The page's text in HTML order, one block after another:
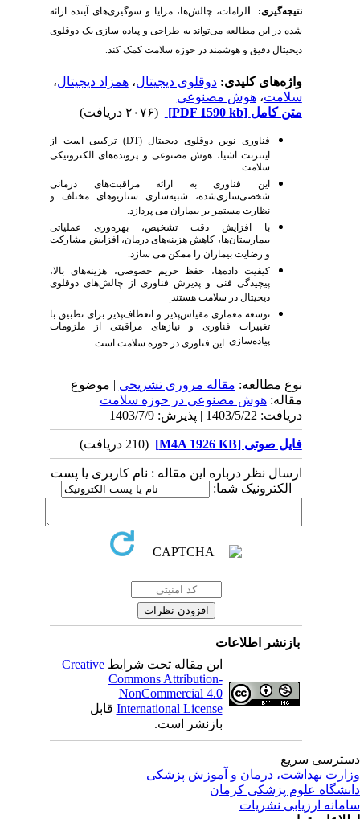
نتیجه‌گیری: ا
لزامات، چالش‌ها، مزایا و سوگیری‌های آینده ارائه
شده در این مطالعه می‌تواند به طراحی و پیاده سازی یک دوقلوی
دیجیتال دقیق و هوشمند در حوزه سلامت کمک کند.
واژه‌های کلیدی:دوقلوی دیجیتال،همزاد دیجیتال،
سلامت،هوش مصنوعی
متن کامل[PDF 1590 kb]
فناوری نوین دوقلوی دیجیتال(DT)
ترکیبی است از
اینترنت اشیا، هوش مصنوعی و پرونده‌های الکترونیکی
سلامت.
این فناوری به ارائه مراقبت‌های درمانی
شخصی‌سازی‌شده، شبیه‌سازی سناریوهای مختلف و
نظارت مستمر بر بیماران می پردازد.
با افزایش دقت تشخیص، بهره‌وری عملیاتی
بیمارستان‌ها، کاهش هزینه‌های درمان، افزایش مشارکت
و رضایت بیماران را ممکن می سازد.
کیفیت داده‌ها، حفظ حریم خصوصی، هزینه‌های بالا،
پیچیدگی فنی و پذیرش فناوری از چالش‌های دوقلوی
دیجیتال در سلامت هستند.
توسعه معماری مقیاس‌پذیر و انعطاف‌پذیر برای تطبیق با
تغییرات فناوری و نیازهای مراقبتی از ملزومات
پیاده‌سازی این فناوری در حوزه سلامت است.
نوع مطالعه:مقاله مروری تشریحی| موضوع
مقاله:هوش مصنوعی در حوزه سلامت
دریافت: 1403/5/22 | پذیرش: 1403/7/9
فایل صوتی [M4A 1926 KB] (210 دریافت)
ارسال نظر درباره این مقاله : نام کاربری یا پست
الکترونیک شما:
بازنشر اطلاعات
این مقاله تحت شرایطCreative
Commons Attribution-
NonCommercial 4.0
International Licenseقابل
بازنشر است.
سریع
بهداشت، درمان و آموزش پزشکی
علوم پزشکی کرمان
ارزیابی نشریات